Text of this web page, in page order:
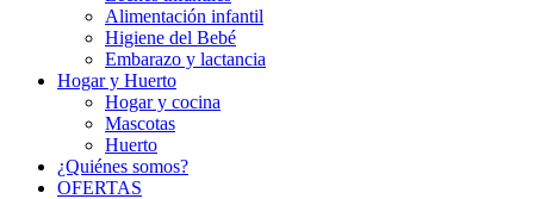
Alimentación infantil
Higiene del Bebé
Embarazo y lactancia
Hogar y Huerto
Hogar y cocina
Mascotas
Huerto
¿Quiénes somos?
OFERTAS